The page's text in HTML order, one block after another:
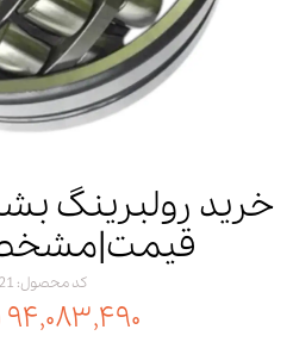
کد محصول: 621
۹۴,۰۸۳,۴۹۰ تومان